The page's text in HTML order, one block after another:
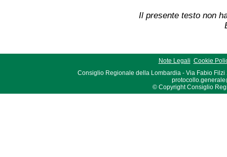
Il presente testo non
Note Legali Cookie
Consiglio Regionale della Lombardia - Via Fabio Filzi
© Copyright Consiglio